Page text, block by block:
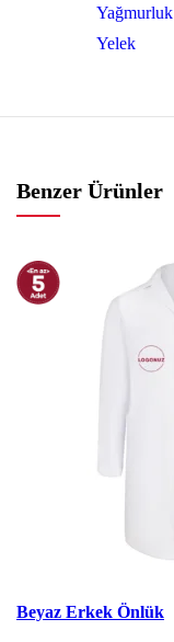
Yağmurluk
Yelek
Benzer Ürünler
Beyaz Erkek Önlük